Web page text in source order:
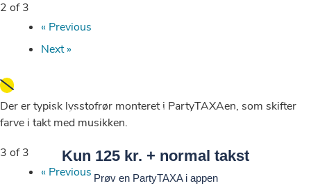
2 of 3
« Previous
Next »
Der er typisk lysstofrør monteret i PartyTAXAen, som skifter
farve i takt med musikken.
3 of 3
« Previous
PartyTAXA
Hold festen kørende, når I skal videre i byen
Kun 125 kr. + normal takst
Prøv en PartyTAXA i appen